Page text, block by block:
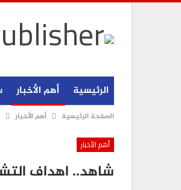
الرئيسية أهم الأخبار
الصفحة الرئيسية أهم الأخبار
أهم الأخبار
شاهد.. اهداف